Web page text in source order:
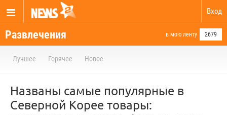
Вход
Развлечения в мою ленту 2679
Лучшее Горячее Новое
Названы самые популярные в
Северной Корее товары: